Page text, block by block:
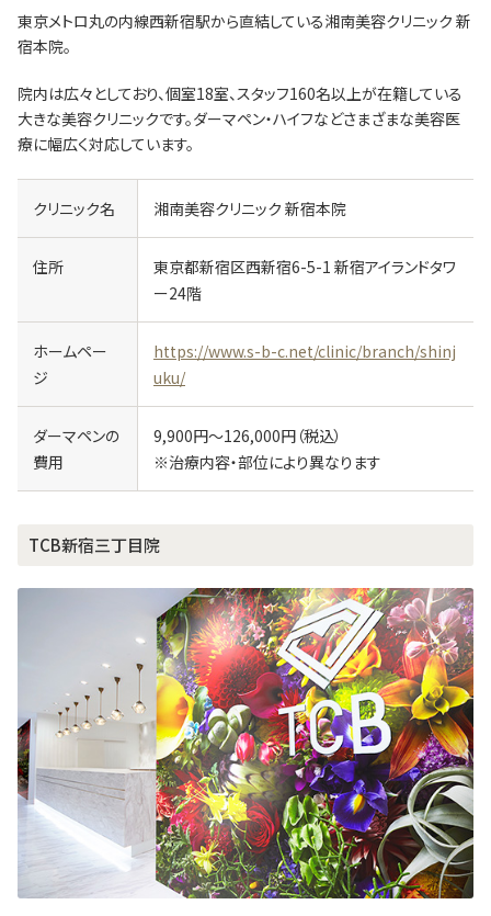
東京メトロ丸の内線西新宿駅から直結している湘南美容クリニック 新
宿本院。
院内は広々としており、個室18室、スタッフ160名以上が在籍している
大きな美容クリニックです。ダーマペン・ハイフなどさまざまな美容医
療に幅広く対応しています。
クリニック名 湘南美容クリニック 新宿本院
住所
東京都新宿区西新宿6-5-1 新宿アイランドタワ
ー24階
ホームペー
ジ
https://www.s-b-c.net/clinic/branch/shinj
uku/
ダーマペンの
費用
9,900円～126,000円（税込）
※治療内容・部位により異なります
TCB新宿三丁目院